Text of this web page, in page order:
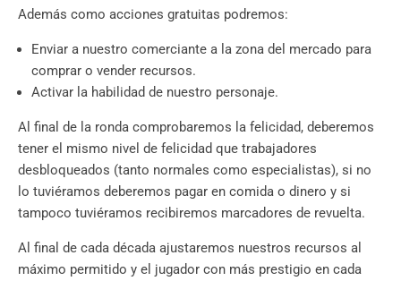
Además como acciones gratuitas podremos:
Enviar a nuestro comerciante a la zona del mercado para
comprar o vender recursos.
Activar la habilidad de nuestro personaje.
Al final de la ronda comprobaremos la felicidad, deberemos
tener el mismo nivel de felicidad que trabajadores
desbloqueados (tanto normales como especialistas), si no
lo tuviéramos deberemos pagar en comida o dinero y si
tampoco tuviéramos recibiremos marcadores de revuelta.
Al final de cada década ajustaremos nuestros recursos al
máximo permitido y el jugador con más prestigio en cada